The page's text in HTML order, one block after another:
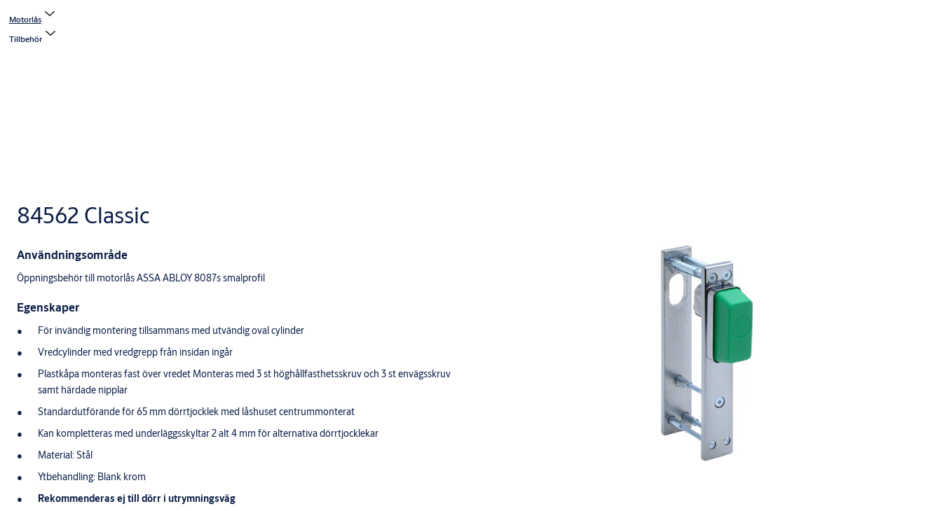
Motorlås
Tillbehör
84562 Classic
Användningsområde
Öppningsbehör till motorlås ASSA ABLOY 8087s smalprofil
Egenskaper
För invändig montering tillsammans med utvändig oval cylinder
Vredcylinder med vredgrepp från insidan ingår
Plastkåpa monteras fast över vredet Monteras med 3 st höghållfasthetsskruv och 3 st envägsskruv
samt härdade nipplar
Standardutförande för 65 mm dörrtjocklek med låshuset centrummonterat
Kan kompletteras med underläggsskyltar 2 alt 4 mm för alternativa dörrtjocklekar
Material: Stål
Ytbehandling: Blank krom
Rekommenderas ej till dörr i utrymningsväg